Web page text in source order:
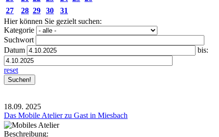
27
28 29 30
31
Hier können Sie gezielt suchen:
Kategorie
Suchwort
Datum
bis:
reset
18.09. 2025
Das Mobile Atelier zu Gast in Miesbach
Beschreibung: